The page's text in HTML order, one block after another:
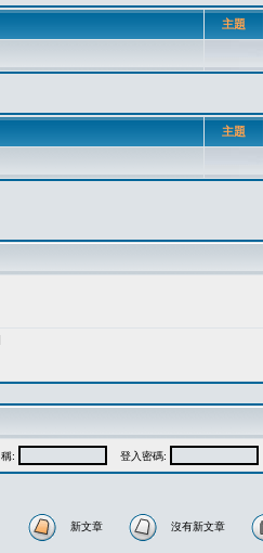
主題
主題
: 登入密碼:
新文章 沒有新文章